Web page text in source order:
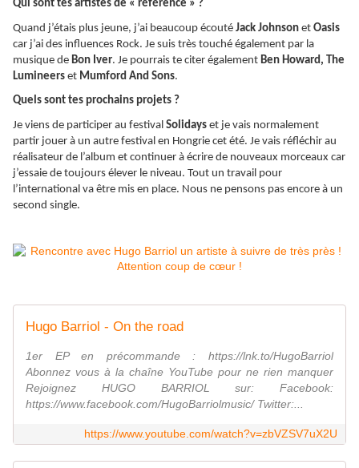
Qui sont tes artistes de « référence » ?
Quand j’étais plus jeune, j’ai beaucoup écouté Jack Johnson et Oasis
car j’ai des influences Rock. Je suis très touché également par la
musique de Bon Iver. Je pourrais te citer également Ben Howard, The
Lumineers et Mumford And Sons.
Quels sont tes prochains projets ?
Je viens de participer au festival Solidays et je vais normalement
partir jouer à un autre festival en Hongrie cet été. Je vais réfléchir au
réalisateur de l’album et continuer à écrire de nouveaux morceaux car
j’essaie de toujours élever le niveau. Tout un travail pour
l’international va être mis en place. Nous ne pensons pas encore à un
second single.
Hugo Barriol - On the road
1er EP en précommande : https://lnk.to/HugoBarriol
Abonnez vous à la chaîne YouTube pour ne rien manquer
Rejoignez HUGO BARRIOL sur: Facebook:
https://www.facebook.com/HugoBarriolmusic/ Twitter:...
https://www.youtube.com/watch?v=zbVZSV7uX2U